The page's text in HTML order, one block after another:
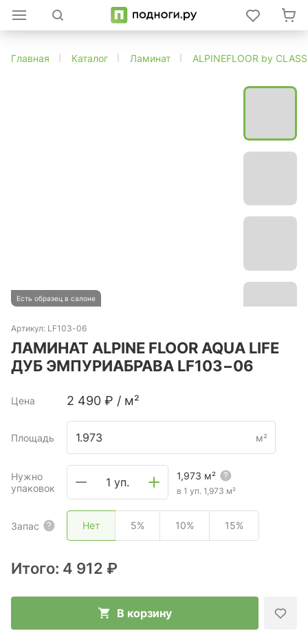
Главная Каталог Ламинат ALPINEFLOOR by
Есть образец в салоне
Артикул: LF103-06
ЛАМИНАТ ALPINE FLOOR AQUA LIFE
ДУБ ЭМПУРИАБРАВА LF103−06
Цена 2 490 ₽ / м²
Площадь м²
Нужно
упаковок
1 уп. 1,973 м²
в 1 уп. 1,973 м²
Запас Нет 5% 10% 15%
Итого: 4 912 ₽
В корзину